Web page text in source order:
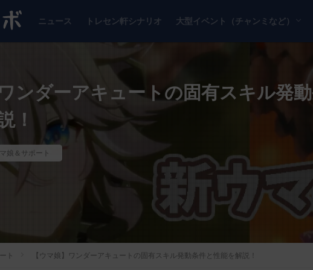
ニュース トレセン軒シナリオ 大型イベント（チャンミなど）
ンダーアキュートの固有スキル発
！
娘＆サポート
ト 【ウマ娘】ワンダーアキュートの固有スキル発動条件と性能を解説！